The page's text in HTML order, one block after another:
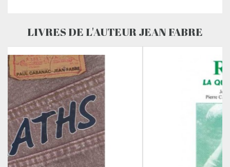
LIVRES DE L'AUTEUR JEAN FABRE